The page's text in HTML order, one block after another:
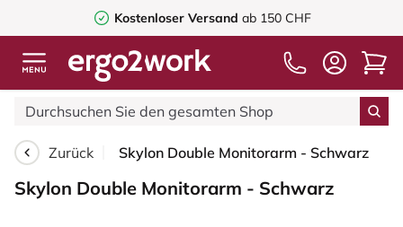
Kostenloser Versand ab 150 CHF
Zurück Skylon Double Monitorarm - Schwarz
Skylon Double Monitorarm - Schwarz